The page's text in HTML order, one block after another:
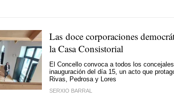
Las doce corporaciones
la Casa Consistorial
El Concello convoca a todos los
inauguración del día 15, un acto que
Rivas, Pedrosa y Lores
SERXIO BARRAL